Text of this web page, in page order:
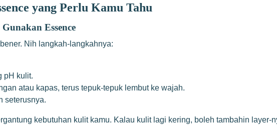
yang Perlu Kamu Tahu
Essence
Nih langkah-langkahnya:
pH kulit.
atau kapas, terus tepuk-tepuk lembut ke wajah.
seterusnya.
kebutuhan kulit kamu. Kalau kulit lagi kering, boleh tambahin layer-